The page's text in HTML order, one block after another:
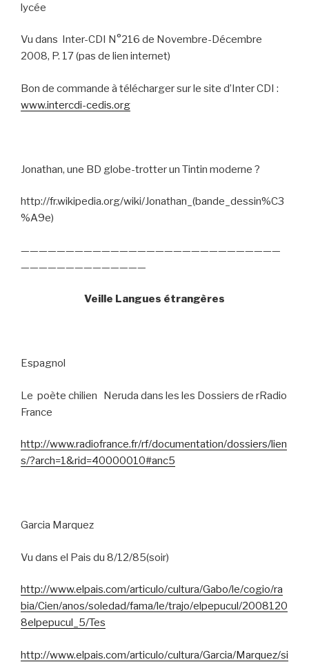
lycée
Vu dans Inter-CDI N°216 de Novembre-Décembre
2008, P. 17 (pas de lien internet)
Bon de commande à télécharger sur le site d’Inter CDI :
www.intercdi-cedis.org
Jonathan, une BD globe-trotter un Tintin moderne ?
http://fr.wikipedia.org/wiki/Jonathan_(bande_dessin%C3
%A9e)
—————————————————————————————
——————————————
Veille Langues étrangères
Espagnol
Le poète chilien
Neruda dans les les Dossiers de rRadio
France
http://www.radiofrance.fr/rf/documentation/dossiers/lien
s/?arch=1&rid=40000010#anc5
Garcia Marquez
Vu dans el Pais du 8/12/85(soir)
http://www.elpais.com/articulo/cultura/Gabo/le/cogio/ra
bia/Cien/anos/soledad/fama/le/trajo/elpepucul/2008120
8elpepucul_5/Tes
http://www.elpais.com/articulo/cultura/Garcia/Marquez/si